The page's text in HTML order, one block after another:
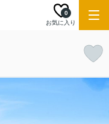
お気に入り
0